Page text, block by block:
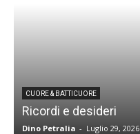
CUORE & BATTICUORE
Ricordi e desideri
Dino Petralia - Luglio 29, 2026